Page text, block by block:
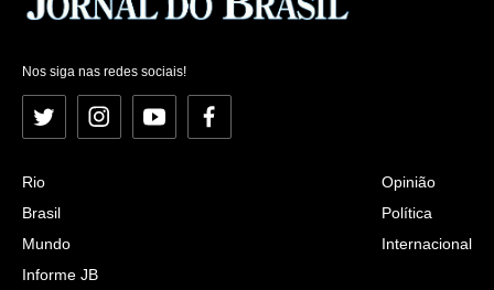
Nos siga nas redes sociais!
Twitter InstagramYouTubeFacebook
Rio
Brasil
Mundo
Informe JB
Opinião
Política
Internacional